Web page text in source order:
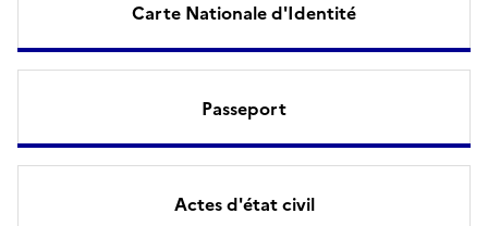
Carte Nationale d'Identité
Passeport
Actes d'état civil